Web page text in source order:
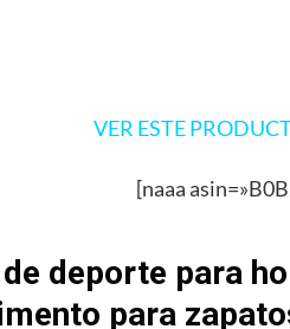
VER ESTE
[naaa
deporte para
para